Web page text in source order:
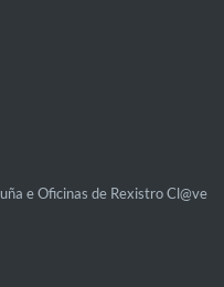
e Oficinas de Rexistro Cl@ve